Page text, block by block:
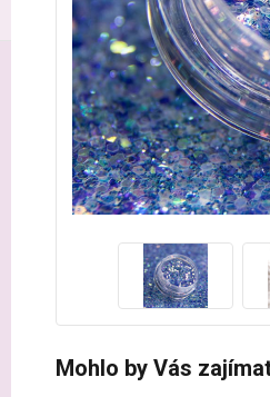
Mohlo by Vás